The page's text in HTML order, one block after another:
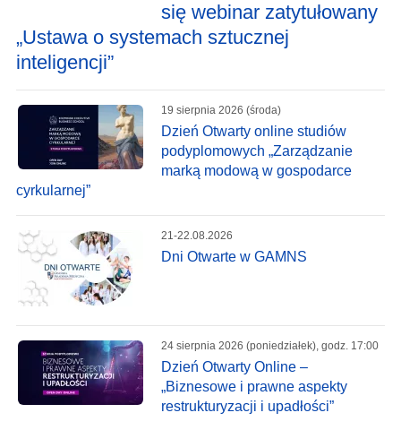
się webinar zatytułowany
„Ustawa o systemach sztucznej
inteligencji”
19 sierpnia 2026 (środa)
Dzień Otwarty online studiów
podyplomowych „Zarządzanie
marką modową w gospodarce
cyrkularnej”
21-22.08.2026
Dni Otwarte w GAMNS
24 sierpnia 2026 (poniedziałek), godz. 17:00
Dzień Otwarty Online –
„Biznesowe i prawne aspekty
restrukturyzacji i upadłości”